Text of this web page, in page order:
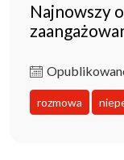
Najnowszy
rozmowa